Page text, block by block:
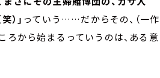
）」 っていう……だからその、（一作
ろから始まるっていうのは、ある意